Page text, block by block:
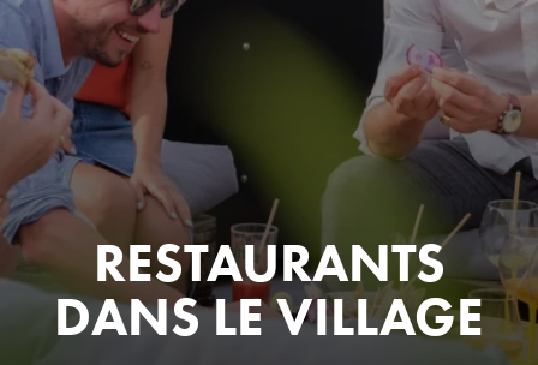
RESTAURANTS
DANS LE VILLAGE